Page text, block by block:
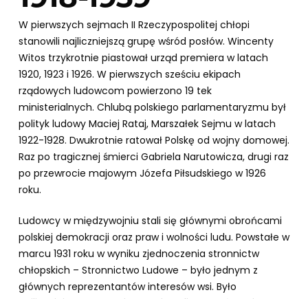
W pierwszych sejmach II Rzeczypospolitej chłopi
stanowili najliczniejszą grupę wśród posłów. Wincenty
Witos trzykrotnie piastował urząd premiera w latach
1920, 1923 i 1926. W pierwszych sześciu ekipach
rządowych ludowcom powierzono 19 tek
ministerialnych. Chlubą polskiego parlamentaryzmu był
polityk ludowy Maciej Rataj, Marszałek Sejmu w latach
1922-1928. Dwukrotnie ratował Polskę od wojny domowej.
Raz po tragicznej śmierci Gabriela Narutowicza, drugi raz
po przewrocie majowym Józefa Piłsudskiego w 1926
roku.
Ludowcy w międzywojniu stali się głównymi obrońcami
polskiej demokracji oraz praw i wolności ludu. Powstałe w
marcu 1931 roku w wyniku zjednoczenia stronnictw
chłopskich – Stronnictwo Ludowe – było jednym z
głównych reprezentantów interesów wsi. Było